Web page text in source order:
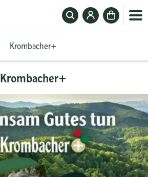
Suchfeld
ein-
Zum
Krombacher-
Zur
Kasse
Krombacher+
Krombacher+